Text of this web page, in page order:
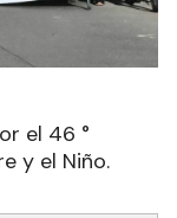
el 46 °
y el Niño.